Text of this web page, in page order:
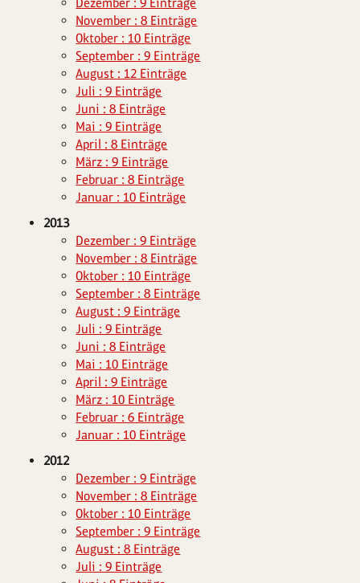
November : 8 Einträge
Oktober : 10 Einträge
September : 9 Einträge
August : 12 Einträge
Juli : 9 Einträge
Juni : 8 Einträge
Mai : 9 Einträge
April : 8 Einträge
März : 9 Einträge
Februar : 8 Einträge
Januar : 10 Einträge
2013
Dezember : 9 Einträge
November : 8 Einträge
Oktober : 10 Einträge
September : 8 Einträge
August : 9 Einträge
Juli : 9 Einträge
Juni : 8 Einträge
Mai : 10 Einträge
April : 9 Einträge
März : 10 Einträge
Februar : 6 Einträge
Januar : 10 Einträge
2012
Dezember : 9 Einträge
November : 8 Einträge
Oktober : 10 Einträge
September : 9 Einträge
August : 8 Einträge
Juli : 9 Einträge